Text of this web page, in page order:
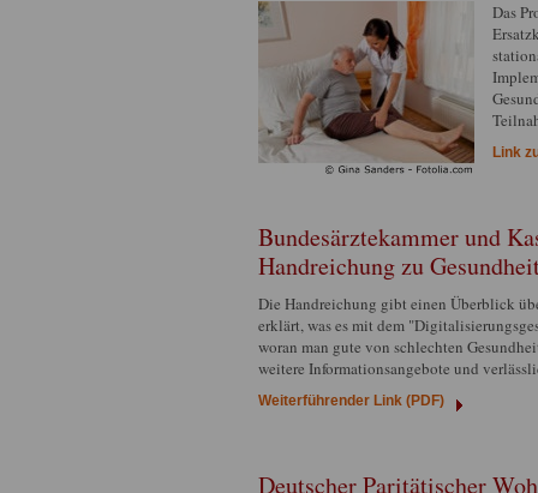
Das
Link
Bundesärztekammer und
Handreichung zu
Die Handreichung gibt einen Überblick
erklärt, was es mit dem
woran man gute von schlechten
weitere Informationsangebote und
Weiterführender Link (PDF)
Deutscher Paritätischer